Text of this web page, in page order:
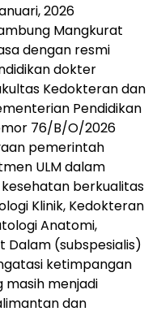
2026
Mangkurat
dengan resmi
dokter
Kedokteran dan
Pendidikan
76/B/O/2026
pemerintah
ULM dalam
berkualitas
Klinik, Kedokteran
Anatomi,
Dalam (subspesialis)
ketimpangan
masih menjadi
dan